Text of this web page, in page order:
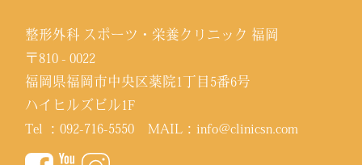
整形外科 スポーツ・栄養クリニック 福岡
〒810 - 0022
福岡県福岡市中央区薬院1丁目5番6号
ハイヒルズビル1F
Tel ：092-716-5550 MAIL：info@clinicsn.com